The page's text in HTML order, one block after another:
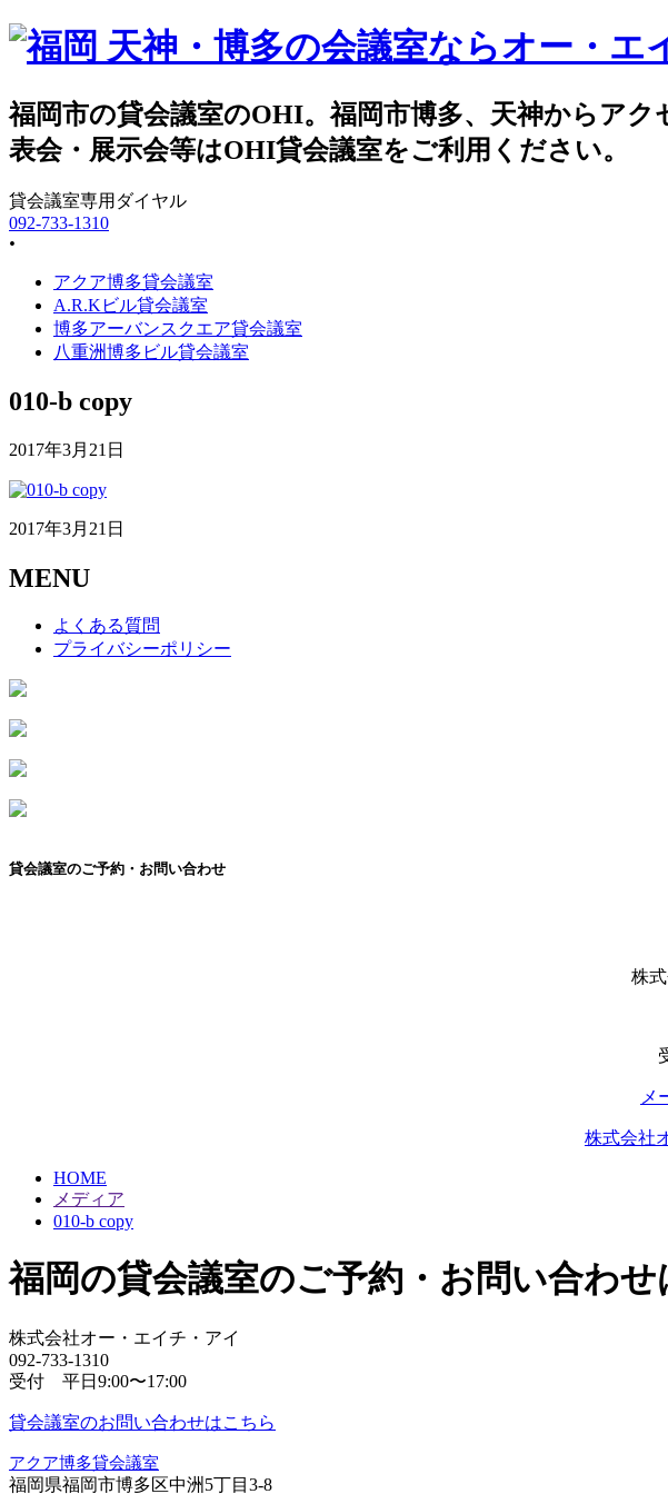
福岡市の貸会議室のOHI。福岡市博多、天神からア
表会・展示会等はOHI貸会議室をご利用ください。
092-733-1310
•
アクア博多貸会議室
A.R.Kビル貸会議室
博多アーバンスクエア貸会議室
八重洲博多ビル貸会議室
010-b copy
2017年3月21日
2017年3月21日
MENU
よくある質問
プライバシーポリシー
貸会議室のご予約・お問い合わせ
株
メ
株式会社
HOME
メディア
010-b copy
福岡の貸会議室のご予約・お問い合わせ
株式会社オー・エイチ・アイ
092-733-1310
受付 平日9:00〜17:00
貸会議室のお問い合わせはこちら
アクア博多貸会議室
福岡県福岡市博多区中洲5丁目3-8